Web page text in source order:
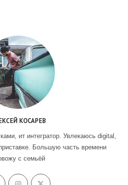
КОСАРЕВ
ит интегратор. Увлекаюсь digital,
Большую часть времени
с семьёй